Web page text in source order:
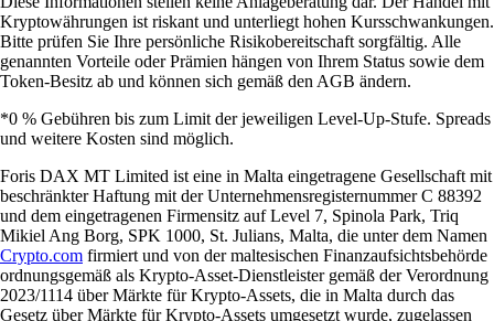
Kryptowährungen ist riskant und unterliegt hohen Kursschwankungen.
Bitte prüfen Sie Ihre persönliche Risikobereitschaft sorgfältig. Alle
genannten Vorteile oder Prämien hängen von Ihrem Status sowie dem
Token-Besitz ab und können sich gemäß den AGB ändern.
*0 % Gebühren bis zum Limit der jeweiligen Level-Up-Stufe. Spreads
und weitere Kosten sind möglich.
Foris DAX MT Limited ist eine in Malta eingetragene Gesellschaft mit
beschränkter Haftung mit der Unternehmensregisternummer C 88392
und dem eingetragenen Firmensitz auf Level 7, Spinola Park, Triq
Mikiel Ang Borg, SPK 1000, St. Julians, Malta, die unter dem Namen
Crypto.com firmiert und von der maltesischen Finanzaufsichtsbehörde
ordnungsgemäß als Krypto-Asset-Dienstleister gemäß der Verordnung
2023/1114 über Märkte für Krypto-Assets, die in Malta durch das
Gesetz über Märkte für Krypto-Assets umgesetzt wurde, zugelassen